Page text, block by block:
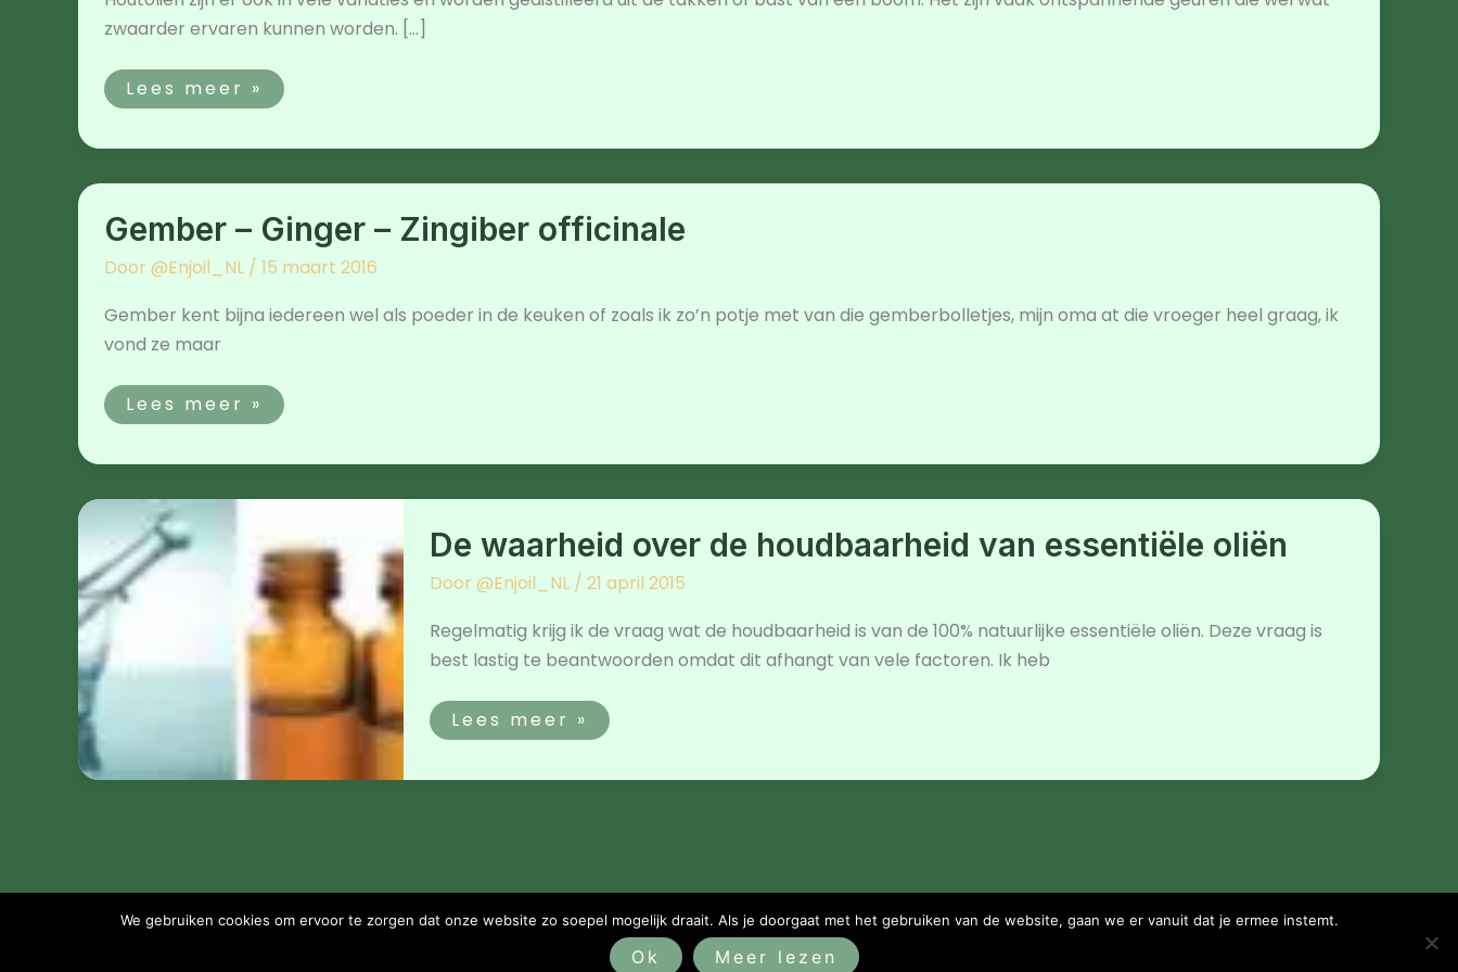
zwaarder ervaren kunnen worden. […]
Lees meer »
Gember – Ginger – Zingiber officinale
Door @Enjoil_NL / 15 maart 2016
Gember kent bijna iedereen wel als poeder in de keuken of zoals ik zo’n potje met van die gemberbolletjes, mijn oma at die vroeger heel graag, ik
vond ze maar
Gember
Ginger
–
Zingiber
officinale
Lees meer »
De waarheid over de houdbaarheid van essentiële oliën
Door @Enjoil_NL / 21 april 2015
Regelmatig krijg ik de vraag wat de houdbaarheid is van de 100% natuurlijke essentiële oliën. Deze vraag is
best lastig te beantwoorden omdat dit afhangt van vele factoren. Ik heb
De
over
de
houdbaarheid
van
oliën
Lees meer »
© 2025 Enjoil
We gebruiken cookies om ervoor te zorgen dat onze website zo soepel mogelijk draait. Als je doorgaat met het gebruiken van de website, gaan we er vanuit dat je ermee instemt.
Ok Meer lezen